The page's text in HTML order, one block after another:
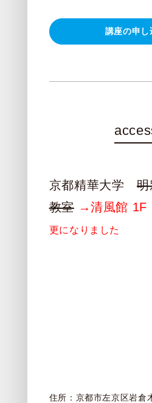
講座の申し
京都精華大学 明
教室 →清風館 1F
更になりました
住所：京都市左京区岩倉